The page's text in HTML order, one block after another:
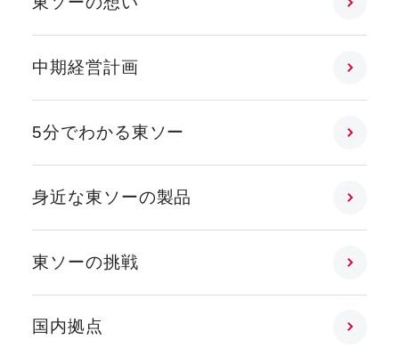
中期経営計画
5分でわかる東ソー
身近な東ソーの製品
東ソーの挑戦
国内拠点